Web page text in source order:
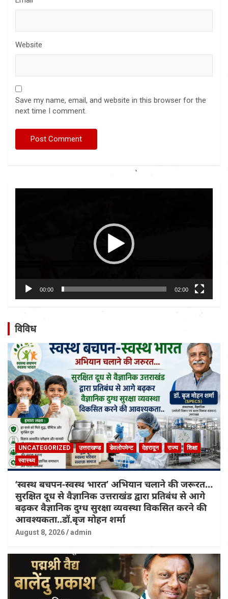
Website
Save my name, email, and website in this browser for the
next time I comment.
00:00 02:00
विविध
UNCATEGORIZED उत्तराखण्ड डेवलोपमेन्ट देहरादून राज्य
शिक्षा
स्वास्थ्य
‘स्वस्थ बचपन-स्वस्थ भारत’ अभियान चलाने की जरूरत…
सुरक्षित दूध से वैज्ञानिक उत्तराखंड द्वारा प्रतिबंध से आगे
बढ़कर वैज्ञानिक दुग्ध सुरक्षा व्यवस्था विकसित करने की
आवश्यकता..डॉ.बृज मोहन शर्मा
August 8, 2026 admin